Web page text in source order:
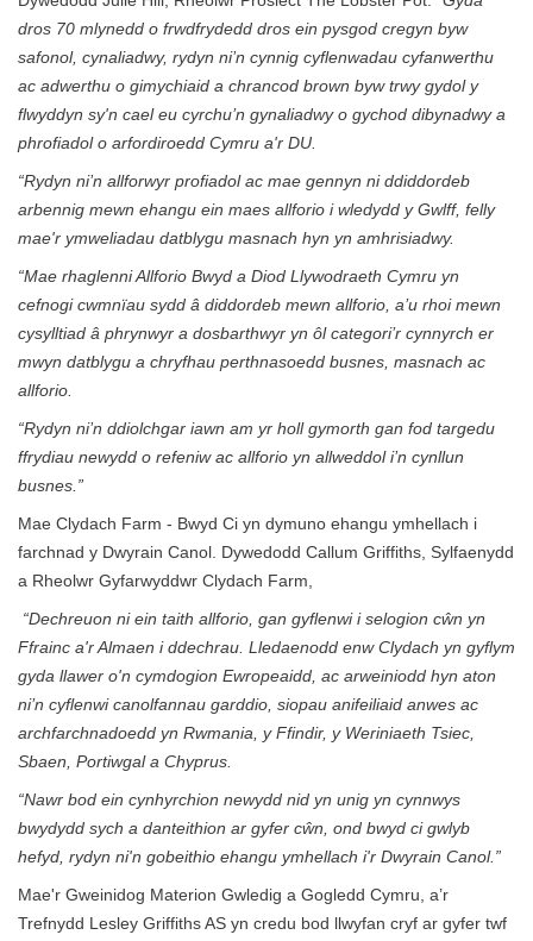
dros 70 mlynedd o frwdfrydedd dros ein pysgod cregyn byw
safonol, cynaliadwy, rydyn ni’n cynnig cyflenwadau cyfanwerthu
ac adwerthu o gimychiaid a chrancod brown byw trwy gydol y
flwyddyn sy'n cael eu cyrchu’n gynaliadwy o gychod dibynadwy a
phrofiadol o arfordiroedd Cymru a'r DU.
“Rydyn ni’n allforwyr profiadol ac mae gennyn ni ddiddordeb
arbennig mewn ehangu ein maes allforio i wledydd y Gwlff, felly
mae'r ymweliadau datblygu masnach hyn yn amhrisiadwy.
“Mae rhaglenni Allforio Bwyd a Diod Llywodraeth Cymru yn
cefnogi cwmnïau sydd â diddordeb mewn allforio, a’u rhoi mewn
cysylltiad â phrynwyr a dosbarthwyr yn ôl categori’r cynnyrch er
mwyn datblygu a chryfhau perthnasoedd busnes, masnach ac
allforio.
“Rydyn ni’n ddiolchgar iawn am yr holl gymorth gan fod targedu
ffrydiau newydd o refeniw ac allforio yn allweddol i’n cynllun
busnes.”
Mae Clydach Farm - Bwyd Ci yn dymuno ehangu ymhellach i
farchnad y Dwyrain Canol. Dywedodd Callum Griffiths, Sylfaenydd
a Rheolwr Gyfarwyddwr Clydach Farm,
“Dechreuon ni ein taith allforio, gan gyflenwi i selogion cŵn yn
Ffrainc a'r Almaen i ddechrau. Lledaenodd enw Clydach yn gyflym
gyda llawer o'n cymdogion Ewropeaidd, ac arweiniodd hyn aton
ni’n cyflenwi canolfannau garddio, siopau anifeiliaid anwes ac
archfarchnadoedd yn Rwmania, y Ffindir, y Weriniaeth Tsiec,
Sbaen, Portiwgal a Chyprus.
“Nawr bod ein cynhyrchion newydd nid yn unig yn cynnwys
bwydydd sych a danteithion ar gyfer cŵn, ond bwyd ci gwlyb
hefyd, rydyn ni'n gobeithio ehangu ymhellach i'r Dwyrain Canol.”
Mae'r Gweinidog Materion Gwledig a Gogledd Cymru, a’r
Trefnydd Lesley Griffiths AS yn credu bod llwyfan cryf ar gyfer twf